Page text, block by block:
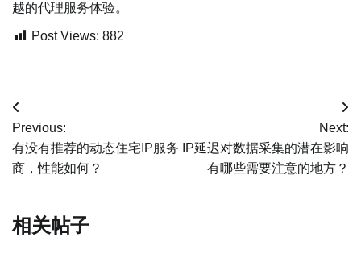
越的代理服务体验。
Post Views: 882
文
章
导
Previous:
有没有推荐的动态住宅IP服务
商，性能如何？
Next:
IP延迟对数据采集的潜在影响
有哪些需要注意的地方？
相关帖子